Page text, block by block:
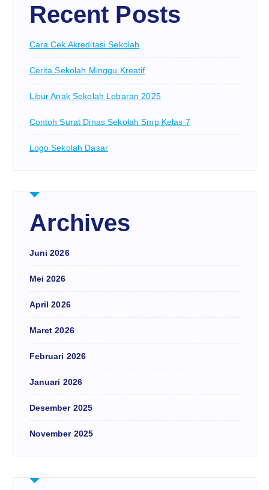
Recent Posts
Cara Cek Akreditasi Sekolah
Cerita Sekolah Minggu Kreatif
Libur Anak Sekolah Lebaran 2025
Contoh Surat Dinas Sekolah Smp Kelas 7
Logo Sekolah Dasar
Archives
Juni 2026
Mei 2026
April 2026
Maret 2026
Februari 2026
Januari 2026
Desember 2025
November 2025